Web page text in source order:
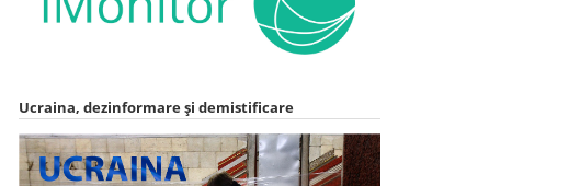
Ucraina, dezinformare și demistificare